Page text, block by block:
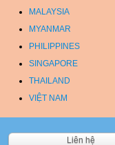
MALAYSIA
MYANMAR
PHILIPPINES
SINGAPORE
THAILAND
VIỆT NAM
Liên hệ